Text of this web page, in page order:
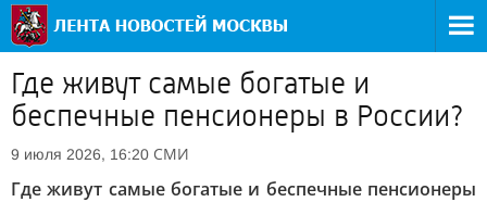
Где живут самые богатые и
беспечные пенсионеры в России?
9 июля 2026, 16:20 СМИ
Где живут самые богатые и беспечные пенсионеры